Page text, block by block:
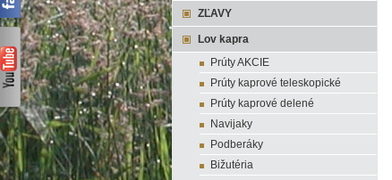
ZĽAVY
Lov kapra
Prúty AKCIE
Prúty kaprové teleskopické
Prúty kaprové delené
Navijaky
Podberáky
Bižutéria